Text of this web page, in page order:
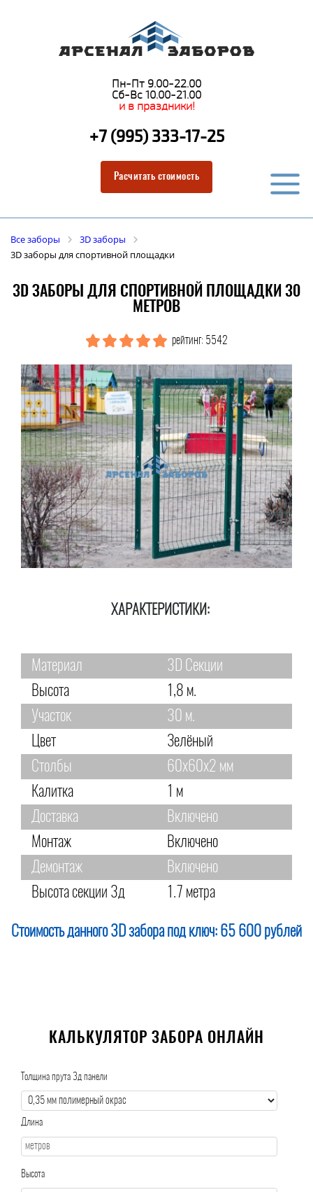
Пн-Пт 9.00-22.00
Сб-Вс 10.00-21.00
и в праздники!
+7 (995) 333-17-25
Расчитать стоимость
Все заборы
3D заборы
3D заборы для спортивной площадки
3D ЗАБОРЫ ДЛЯ СПОРТИВНОЙ ПЛОЩАДКИ 30
МЕТРОВ
рейтинг: 5542
ХАРАКТЕРИСТИКИ:
Материал
3D Секции
Высота
1,8 м.
Участок
30 м.
Цвет
Зелёный
Столбы
60х60х2 мм
Калитка
1 м
Доставка
Включено
Монтаж
Включено
Демонтаж
Включено
Высота секции 3д
1.7 метра
Стоимость данного 3D забора под ключ: 65 600 рублей
КАЛЬКУЛЯТОР ЗАБОРА ОНЛАЙН
Толщина прута 3д панели
Длина
Высота